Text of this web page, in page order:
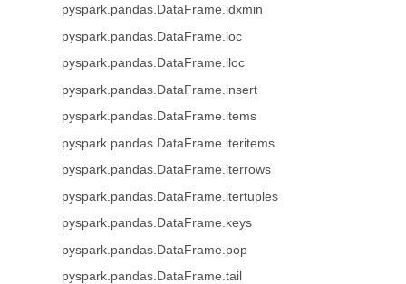
pyspark.pandas.DataFrame.idxmin
pyspark.pandas.DataFrame.loc
pyspark.pandas.DataFrame.iloc
pyspark.pandas.DataFrame.insert
pyspark.pandas.DataFrame.items
pyspark.pandas.DataFrame.iteritems
pyspark.pandas.DataFrame.iterrows
pyspark.pandas.DataFrame.itertuples
pyspark.pandas.DataFrame.keys
pyspark.pandas.DataFrame.pop
pyspark.pandas.DataFrame.tail